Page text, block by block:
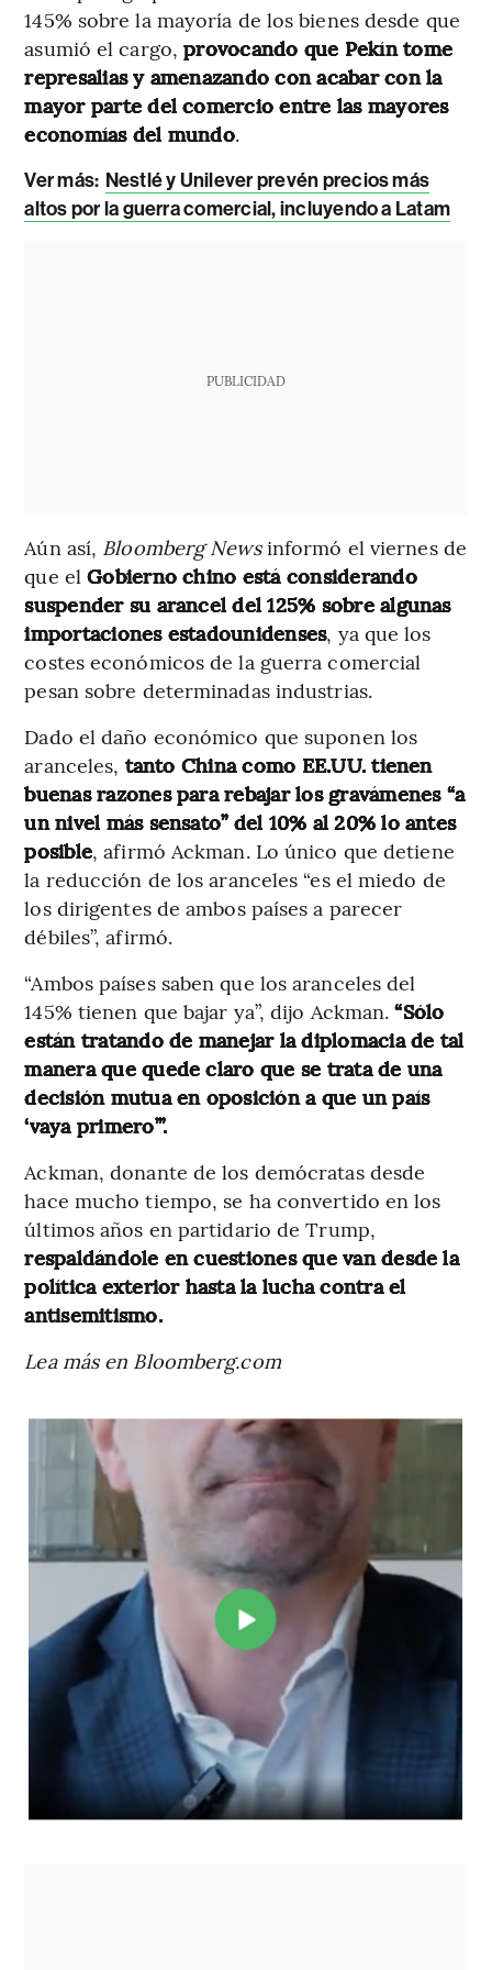
145% sobre la mayoría de los bienes desde que
asumió el cargo,provocando que Pekín tome
represalias y amenazando con acabar con la
mayor parte del comercio entre las mayores
economías del mundo.
Ver más: Nestlé y Unilever prevén precios más
altos por la guerra comercial, incluyendo a Latam
PUBLICIDAD
Aún así, Bloomberg Newsinformó el viernes de
que elGobierno chino está considerando
suspender su arancel del 125% sobre algunas
importaciones estadounidenses, ya que los
costes económicos de la guerra comercial
pesan sobre determinadas industrias.
Dado el daño económico que suponen los
aranceles, tanto China como EE.UU. tienen
buenas razones para rebajar los gravámenes “a
un nivel más sensato” del 10% al 20% lo antes
posible, afirmó Ackman. Lo único que detiene
la reducción de los aranceles “es el miedo de
los dirigentes de ambos países a parecer
débiles”, afirmó.
“Ambos países saben que los aranceles del
145% tienen que bajar ya”, dijo Ackman.“Sólo
están tratando de manejar la diplomacia de tal
manera que quede claro que se trata de una
decisión mutua en oposición a que un país
‘vaya primero’”.
Ackman, donante de los demócratas desde
hace mucho tiempo, se ha convertido en los
últimos años en partidario de Trump,
respaldándole en cuestiones que van desde la
política exterior hasta la lucha contra el
antisemitismo.
Lea más en Bloomberg.com